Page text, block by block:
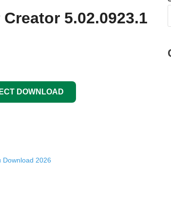
5.02.0923.1
DOWNLOAD
Download 2026